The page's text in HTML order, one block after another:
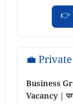
👉
💼
Business
Vacancy |